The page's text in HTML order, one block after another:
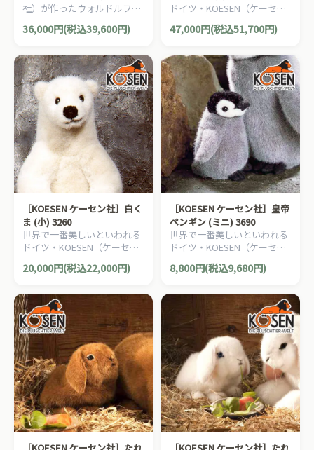
社）が作ったウォルドルフ人
形「ジルケ人形」です。ジル
ケ人形は、お子さまのはじめ
36,000円(税込39,600円)
ドイツ・KOESEN（ケーセン
社）の動物のぬいぐるみ。愛
らしい表情のシロクマのぬい
47,000円(税込51,700円)
［KOESEN ケーセン社］白く
ま (小) 3260
世界で一番美しいといわれる
ドイツ・KOESEN（ケーセン
社）の動物のぬいぐるみ。愛
らしい表情のシロクマのぬい
20,000円(税込22,000円)
［KOESEN ケーセン社］皇帝
ペンギン (ミニ) 3690
世界で一番美しいといわれる
ドイツ・KOESEN（ケーセン
社）の動物のぬいぐるみ。愛
らしい表情のペンギンのぬい
8,800円(税込9,680円)